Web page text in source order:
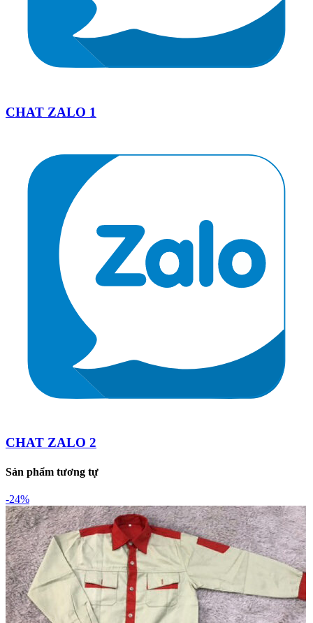
CHAT ZALO 1
CHAT ZALO 2
Sản phẩm tương tự
-24%